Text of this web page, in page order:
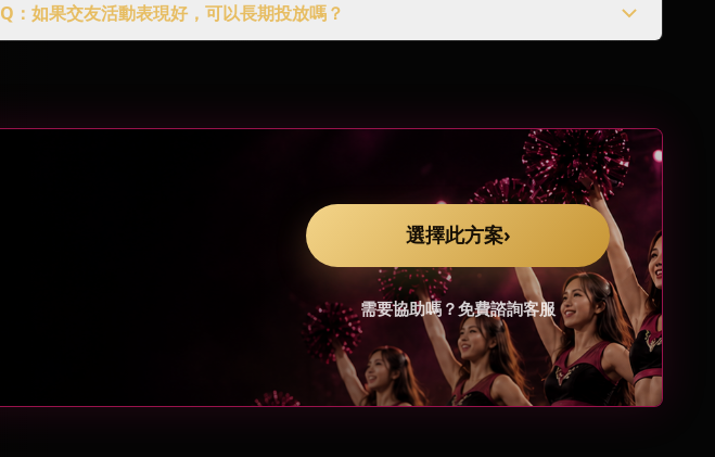
Q：如果交友活動表現好，可以長期投放嗎？
選擇此方案›
需要協助嗎？免費諮詢客服